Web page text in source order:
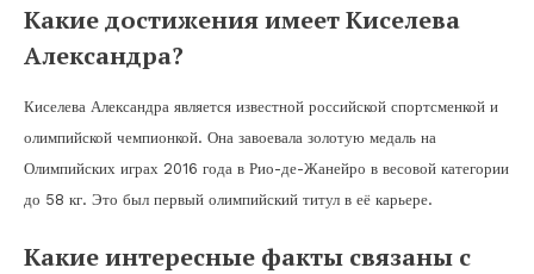
Какие достижения имеет Киселева
Александра?
Киселева Александра является известной российской спортсменкой и
олимпийской чемпионкой. Она завоевала золотую медаль на
Олимпийских играх 2016 года в Рио-де-Жанейро в весовой категории
до 58 кг. Это был первый олимпийский титул в её карьере.
Какие интересные факты связаны с